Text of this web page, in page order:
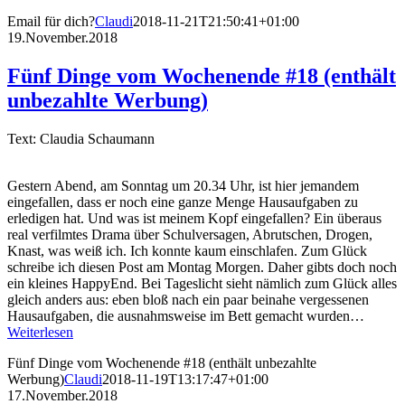
Email für dich?Claudi2018-11-21T21:50:41+01:00
19.November.2018
Fünf Dinge vom Wochenende #18 (enthält
unbezahlte Werbung)
Text: Claudia Schaumann
Gestern Abend, am Sonntag um 20.34 Uhr, ist hier jemandem
eingefallen, dass er noch eine ganze Menge Hausaufgaben zu
erledigen hat. Und was ist meinem Kopf eingefallen? Ein überaus
real verfilmtes Drama über Schulversagen, Abrutschen, Drogen,
Knast, was weiß ich. Ich konnte kaum einschlafen. Zum Glück
schreibe ich diesen Post am Montag Morgen. Daher gibts doch noch
ein kleines HappyEnd. Bei Tageslicht sieht nämlich zum Glück alles
gleich anders aus: eben bloß nach ein paar beinahe vergessenen
Hausaufgaben, die ausnahmsweise im Bett gemacht wurden…
Weiterlesen
Fünf Dinge vom Wochenende #18 (enthält unbezahlte
Werbung)Claudi2018-11-19T13:17:47+01:00
17.November.2018